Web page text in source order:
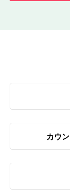
カウ